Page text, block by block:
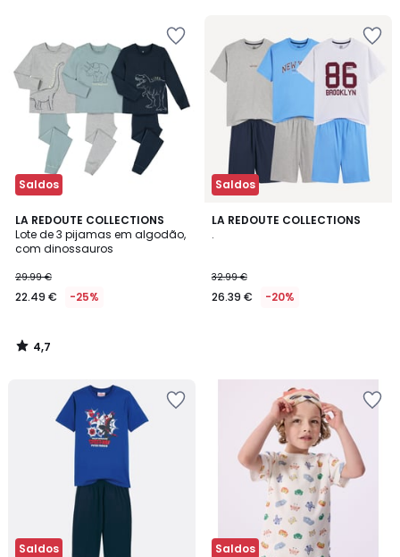
Saldos
LA REDOUTE COLLECTIONS
Lote de 3 pijamas em algodão,
com dinossauros
29.99 €
22.49 € -25%
4,7
/ 5
4,7
/
Saldos
LA REDOUTE COLLECTIONS
.
32.99 €
26.39 € -20%
Saldos Saldos